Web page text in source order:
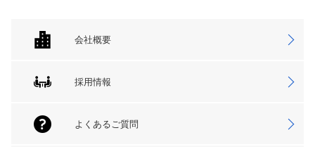
会社概要
採用情報
よくあるご質問